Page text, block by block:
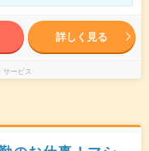
詳しく見る
サービス